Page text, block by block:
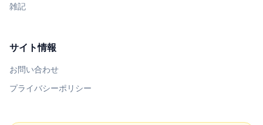
雑記
サイト情報
お問い合わせ
プライバシーポリシー